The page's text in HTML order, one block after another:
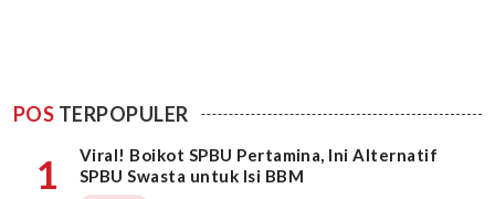
POS TERPOPULER
1
Viral! Boikot SPBU Pertamina, Ini Alternatif
SPBU Swasta untuk Isi BBM